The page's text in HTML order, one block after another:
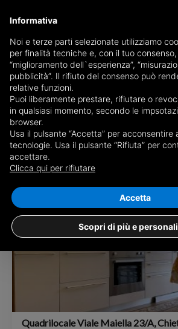
Ricevi copia del giornale
Scegli giornale
9 risultati per
Chieti
Quadrilocale Viale Maiella 23/A,
Informativa
Noi e terze parti selezionate utilizziamo
per finalità tecniche e, con il tuo
“miglioramento dell`esperienza”,
pubblicità”. Il rifiuto del consenso può
relative funzioni.
Puoi liberamente prestare, rifiutare o
in qualsiasi momento, secondo le
browser.
Usa il pulsante “Accetta” per
tecnologie. Usa il pulsante “Rifiuta” per
accettare.
Clicca qui per rifiutare
Scopri di più e
Accetta